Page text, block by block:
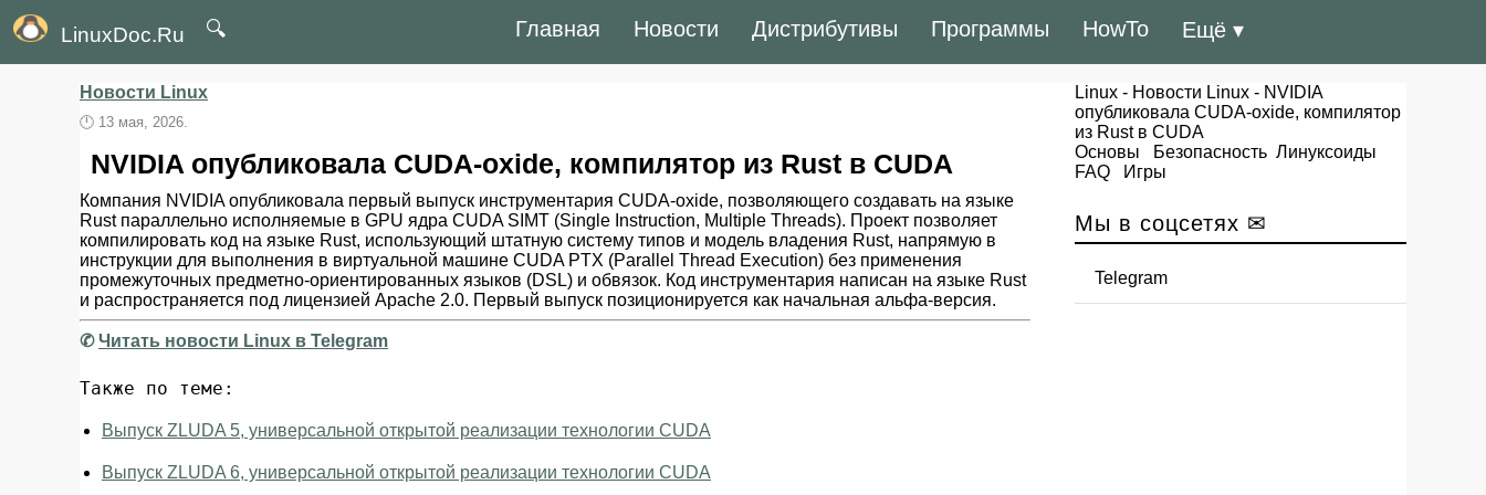
LinuxDoc.Ru 🔍 Главная Новости Дистрибутивы Программы HowTo Ещё ▾
Новости Linux
🕛 13 мая, 2026.
NVIDIA опубликовала CUDA-oxide, компилятор из Rust в CUDA
Компания NVIDIA опубликовала первый выпуск инструментария CUDA-oxide, позволяющего создавать на языке
Rust параллельно исполняемые в GPU ядра CUDA SIMT (Single Instruction, Multiple Threads). Проект позволяет
компилировать код на языке Rust, использующий штатную систему типов и модель владения Rust, напрямую в
инструкции для выполнения в виртуальной машине CUDA PTX (Parallel Thread Execution) без применения
промежуточных предметно-ориентированных языков (DSL) и обвязок. Код инструментария написан на языке Rust
и распространяется под лицензией Apache 2.0. Первый выпуск позиционируется как начальная альфа-версия.
✆Читать новости Linux в Telegram
Также по теме:
Выпуск ZLUDA 5, универсальной открытой реализации технологии CUDA
Выпуск ZLUDA 6, универсальной открытой реализации технологии CUDA
Linux - Новости Linux - NVIDIA
опубликовала CUDA-oxide, компилятор
из Rust в CUDA
Основы
Безопасность Линуксоиды
FAQ
Игры
Мы в соцсетях ✉
Telegram